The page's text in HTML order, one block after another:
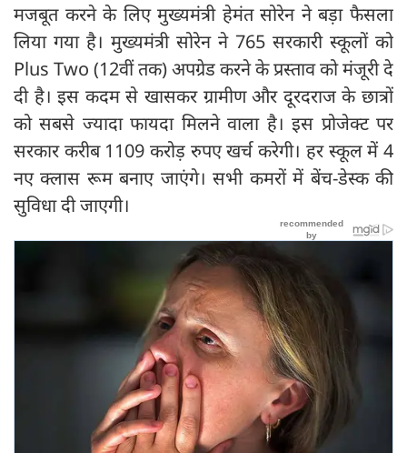
मजबूत करने के लिए मुख्‍यमंत्री हेमंत सोरेन ने बड़ा फैसला
लिया गया है। मुख्‍यमंत्री सोरेन ने 765 सरकारी स्कूलों को
Plus Two (12वीं तक) अपग्रेड करने के प्रस्‍ताव को मंजूरी दे
दी है। इस कदम से खासकर ग्रामीण और दूरदराज के छात्रों
को सबसे ज्यादा फायदा मिलने वाला है। इस प्रोजेक्ट पर
सरकार करीब 1109 करोड़ रुपए खर्च करेगी। हर स्कूल में 4
नए क्लास रूम बनाए जाएंगे। सभी कमरों में बेंच-डेस्क की
सुविधा दी जाएगी।